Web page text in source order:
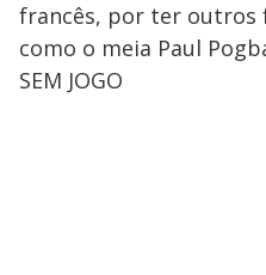
francês, por ter outros
como o meia Paul
SEM JOGO